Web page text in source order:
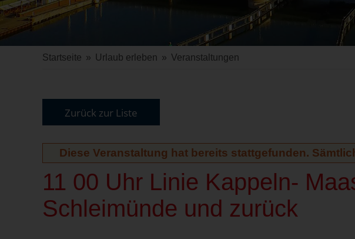
Startseite » Urlaub erleben » Veranstaltungen
Zurück zur Liste
Diese Veranstaltung hat bereits stattgefunden.
11 00 Uhr Linie Kappeln-
Schleimünde und zurück